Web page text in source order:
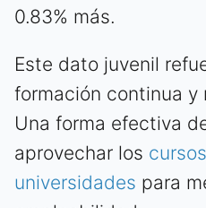
0.83% más.
Este dato juvenil
formación continua y
Una forma efectiva
aprovechar los
universidades para